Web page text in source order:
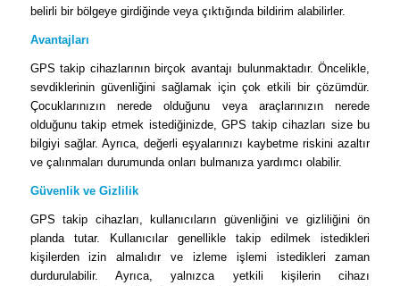
belirli bir bölgeye girdiğinde veya çıktığında bildirim alabilirler.
Avantajları
GPS takip cihazlarının birçok avantajı bulunmaktadır. Öncelikle,
sevdiklerinin güvenliğini sağlamak için çok etkili bir çözümdür.
Çocuklarınızın nerede olduğunu veya araçlarınızın nerede
olduğunu takip etmek istediğinizde, GPS takip cihazları size bu
bilgiyi sağlar. Ayrıca, değerli eşyalarınızı kaybetme riskini azaltır
ve çalınmaları durumunda onları bulmanıza yardımcı olabilir.
Güvenlik ve Gizlilik
GPS takip cihazları, kullanıcıların güvenliğini ve gizliliğini ön
planda tutar. Kullanıcılar genellikle takip edilmek istedikleri
kişilerden izin almalıdır ve izleme işlemi istedikleri zaman
durdurulabilir. Ayrıca, yalnızca yetkili kişilerin cihazı